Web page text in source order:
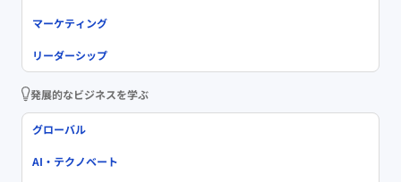
マーケティング
リーダーシップ
発展的なビジネスを学ぶ
グローバル
AI・テクノベート